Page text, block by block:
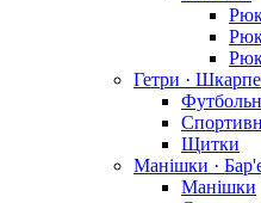
Гетри ·
Щитки
Манішки ·
Манішки